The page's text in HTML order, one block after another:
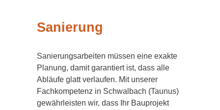
Sanierung
Sanierungsarbeiten müssen eine exakte
Planung, damit garantiert ist, dass alle
Abläufe glatt verlaufen. Mit unserer
Fachkompetenz in Schwalbach (Taunus)
gewährleisten wir, dass Ihr Bauprojekt